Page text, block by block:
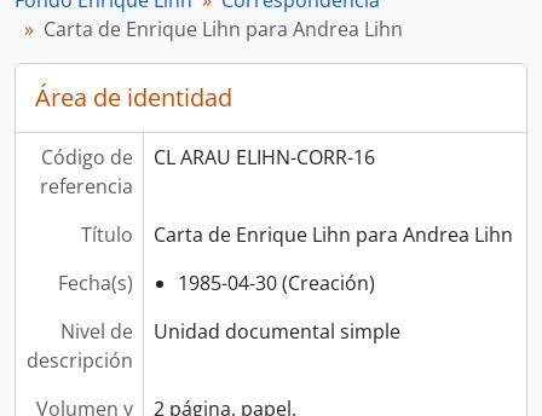
Carta de Enrique Lihn para Andrea Lihn
Área de identidad
Código de
referencia
CL ARAU ELIHN-CORR-16
Título
Carta de Enrique Lihn para Andrea Lihn
Fecha(s)
1985-04-30 (Creación)
Nivel de
descripción
Unidad documental simple
Volumen y
2 página, papel.